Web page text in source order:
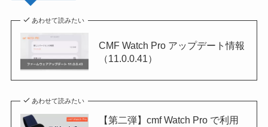
あわせて読みたい
CMF Watch Pro アップデート情報
（11.0.0.41）
あわせて読みたい
【第二弾】cmf Watch Pro で利用